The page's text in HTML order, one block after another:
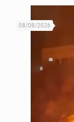
08/08/2026